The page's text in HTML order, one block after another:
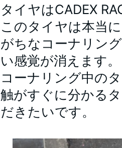
タイヤはCADEX
このタイヤは本当
がちなコーナリン
い感覚が消えます。
コーナリング中の
触がすぐに分かる
だきたいです。